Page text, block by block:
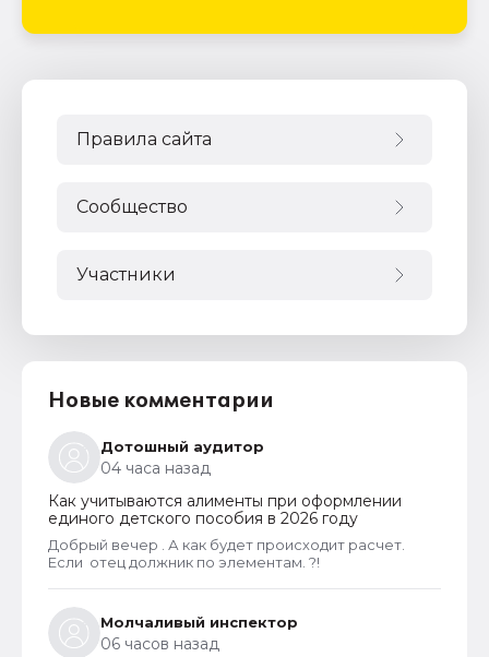
Правила сайта
Сообщество
Участники
Новые комментарии
Дотошный аудитор
04 часа назад
Как учитываются алименты при оформлении
единого детского пособия в 2026 году
Добрый вечер . А как будет происходит расчет.
Если отец должник по элементам. ?!
Молчаливый инспектор
06 часов назад